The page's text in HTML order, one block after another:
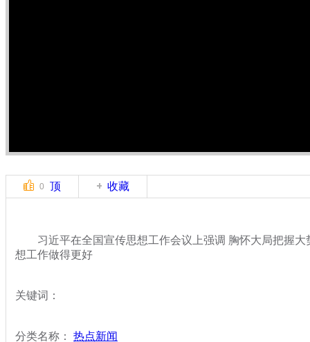
0 顶 收藏
习近平在全国宣传思想工作会议上强调 胸怀大局把握大
想工作做得更好
关键词：
分类名称： 热点新闻